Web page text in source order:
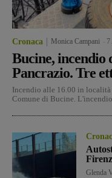
Cronaca Monica Campani 7
Bucine, incendio
Pancrazio. Tre
Incendio alle 16.00 in località
Comune di Bucine.
Glenda